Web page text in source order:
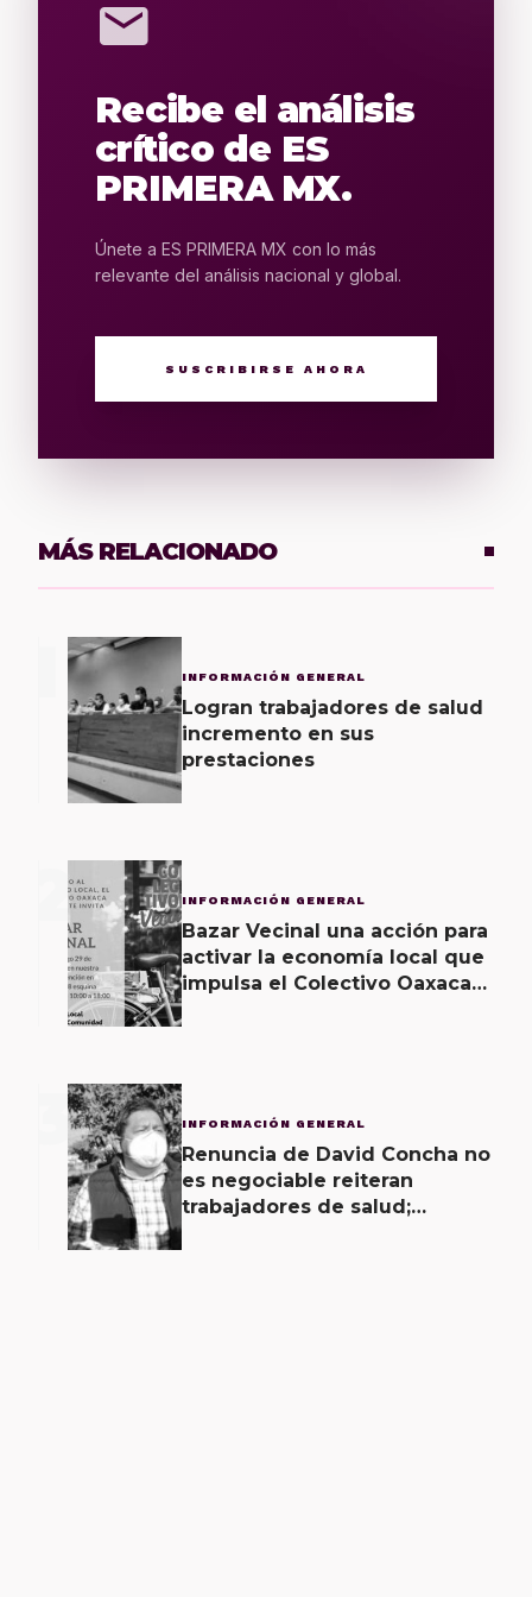
mail
Recibe el análisis
crítico de ES
PRIMERA MX.
Únete a ES PRIMERA MX con lo más
relevante del análisis nacional y global.
SUSCRIBIRSE AHORA
MÁS RELACIONADO
INFORMACIÓN GENERAL
Logran trabajadores de salud
incremento en sus
prestaciones
2 INFORMACIÓN GENERAL
Bazar Vecinal una acción para
activar la economía local que
impulsa el Colectivo Oaxaca
3 INFORMACIÓN GENERAL
Renuncia de David Concha no
es negociable reiteran
trabajadores de salud;